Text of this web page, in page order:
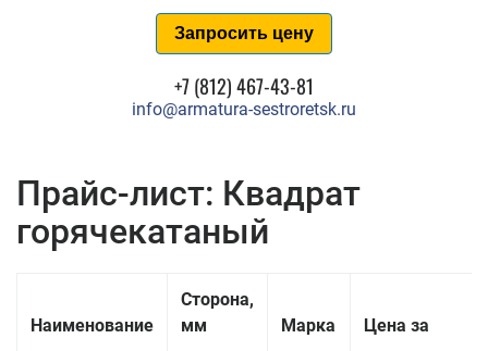
Запросить цену
+7 (812) 467-43-81
info@armatura-sestroretsk.ru
Прайс-лист: Квадрат
горячекатаный
Наименование
Сторона,
мм
Марка Цена за